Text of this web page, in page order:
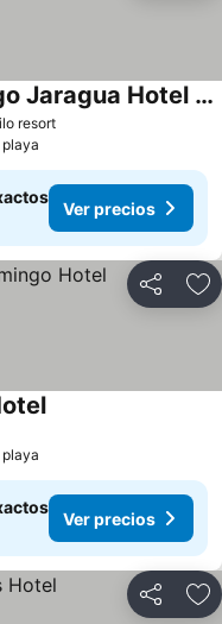
resort
Renaissance Santo Domingo Jaragua Hotel & Casino
Ver precios
Compartir
Ver precios
Compartir